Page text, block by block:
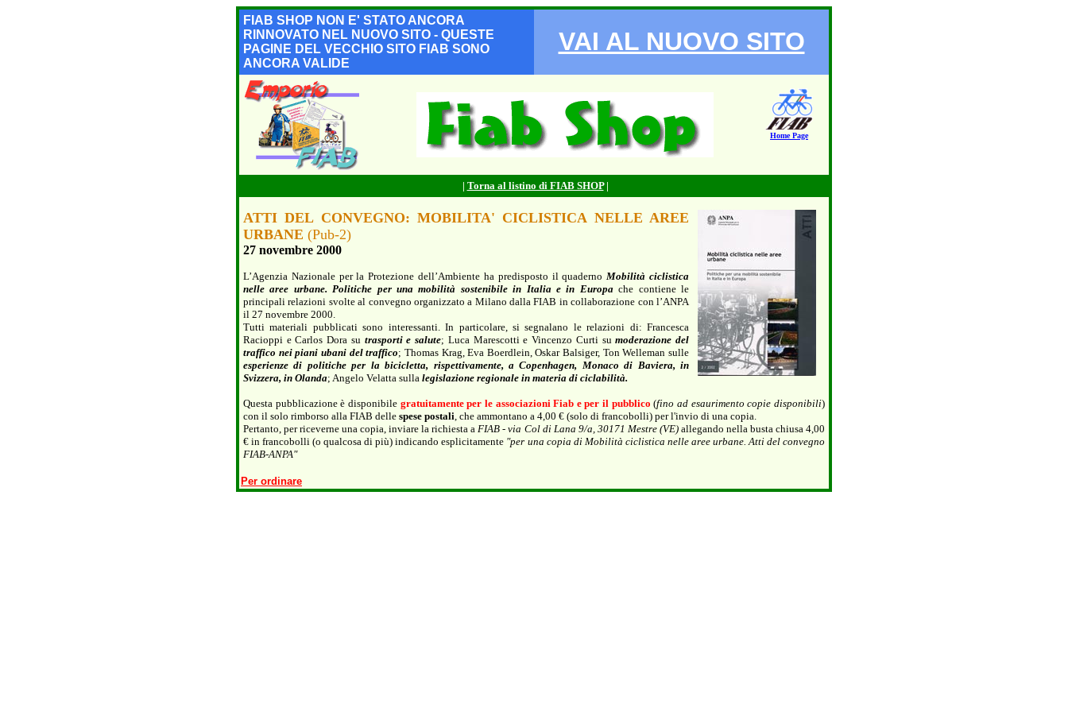
FIAB SHOP NON E' STATO ANCORA
RINNOVATO NEL NUOVO SITO - QUESTE
PAGINE DEL VECCHIO SITO FIAB SONO
ANCORA VALIDE
VAI AL NUOVO SITO
Home Page
| Torna al listino di FIAB SHOP |
ATTI DEL CONVEGNO: MOBILITA' CICLISTICA NELLE AREE
URBANE (Pub-2)
27 novembre 2000
L’Agenzia Nazionale per la Protezione dell’Ambiente ha predisposto il quadernoMobilità ciclistica
nelle aree urbane. Politiche per una mobilità sostenibile in Italia e in Europache contiene le
principali relazioni svolte al convegno organizzato a Milano dalla FIAB in collaborazione con l’ANPA
il 27 novembre 2000.
Tutti materiali pubblicati sono interessanti. In particolare, si segnalano le relazioni di: Francesca
Racioppi e Carlos Dora su trasporti e salute; Luca Marescotti e Vincenzo Curti sumoderazione del
traffico nei piani ubani del traffico; Thomas Krag, Eva Boerdlein, Oskar Balsiger, Ton Welleman sulle
esperienze di politiche per la bicicletta, rispettivamente, a Copenhagen, Monaco di Baviera, in
Svizzera, in Olanda; Angelo Velatta sulla legislazione regionale in materia di ciclabilità.
Questa pubblicazione è disponibile gratuitamente per le associazioni Fiab e per il pubblico (fino ad esaurimento copie disponibili)
con il solo rimborso alla FIAB delle spese postali, che ammontano a 4,00 € (solo di francobolli) per l'invio di una copia.
Pertanto, per riceverne una copia, inviare la richiesta aFIAB - via Col di Lana 9/a, 30171 Mestre (VE)allegando nella busta chiusa 4,00
€ in francobolli (o qualcosa di più) indicando esplicitamente "per una copia di Mobilità ciclistica nelle aree urbane. Atti del convegno
FIAB-ANPA"
Per ordinare